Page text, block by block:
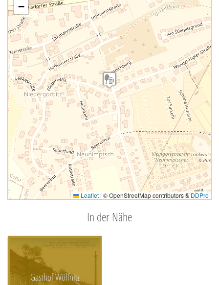
−
Leaflet | © OpenStreetMap contributors &DDPro
In der Nähe
Gasthof Wölfnitz